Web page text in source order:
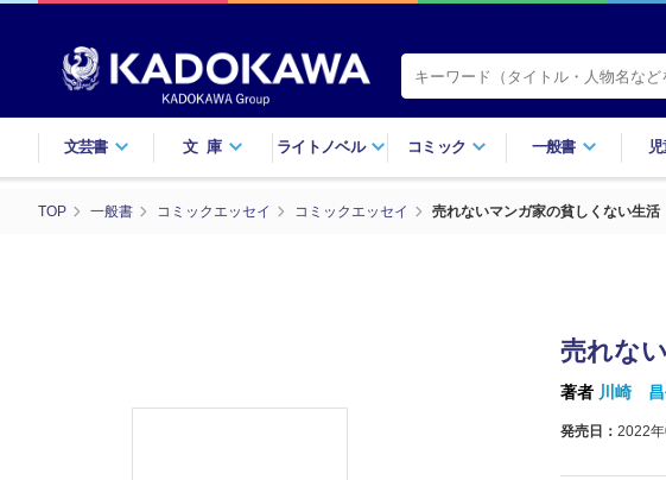
文芸書 文庫 ライトノベル コミック 一般書
TOP 一般書 コミックエッセイ コミックエッセイ 売れないマンガ家の貧しくない生活
売れな
著者 川崎 昌
発売日： 2022